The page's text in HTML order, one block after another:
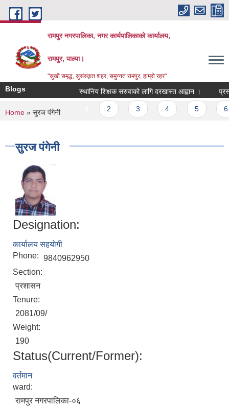
Skip to main content
रामपुर नगरपालिका, नगर कार्यपालिकाको कार्यालय,
रामपुर, पाल्पा।
"सुखी समृद्ध, सुसंस्कृत शहर, समुन्नत रामपुर, हाम्रो रहर"
Blogs स्थानिय शिक्षक सरुवाको लागि दरखास्त आह्वान ।
Pages
You are here
Home » सुरज पंगेनी
सुरज पंगेनी
Designation:
कार्यालय सहयाेगी
Phone: 9840962950
Section:
प्रशासन
Tenure:
2081/09/
Weight:
190
Status(Current/Former):
वर्तमान
ward:
रामपुर नगरपालिका-०६